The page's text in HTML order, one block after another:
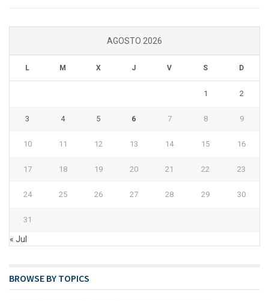
AGOSTO 2026
L M X J V S D
1 2
3 4 5 6 7 8 9
10 11 12 13 14 15 16
17 18 19 20 21 22 23
24 25 26 27 28 29 30
31
« Jul
BROWSE BY TOPICS